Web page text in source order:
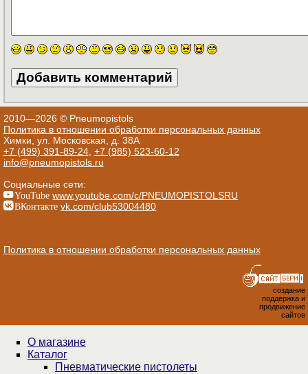
2010—2026 © Pneumopistols
Политика в отношении обработки персональных данных
Химки, ул. Московская, д. 38А
+7 (499) 391-89-24, +7 (985) 523-60-12
info@pneumopistols.ru
Социальные сети:
YouTube www.youtube.com/c/PNEUMOPISTOLSRU
ВКонтакте vk.com/club53004480
Политика в отношении обработки персональных данных
создание
поддержка и
продвижение
сайтов
О магазине
Каталог
Пнев­ма­ти­чес­кие пистолеты